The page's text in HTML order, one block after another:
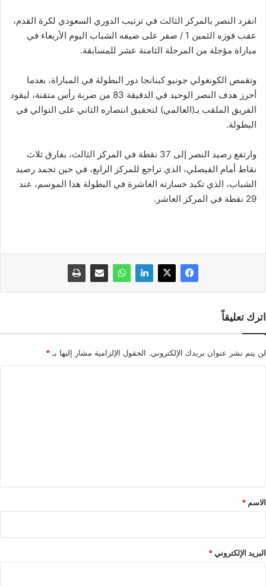
انفرد النصر بالمركز الثالث في ترتيب الدوري السعودي لكرة القدم،
عقب فوزه الثمين 1 / صفر على ضيفه الشباب اليوم الأربعاء في
مباراة مؤجلة من المرحلة الثامنة عشر للمسابقة.
وتقمص الكونغولي جونيو كبنانجا دور البطولة في المباراة، بعدما
أحرز هدف النصر الوحيد في الدقيقة 83 من ضربة رأس متقنة، ليقود
الفريق الملقب بـ(العالمي) لتحقيق انتصاره الثاني على التوالي في
البطولة.
وارتفع رصيد النصر إلى 37 نقطة في المركز الثالث، بفارق ثلاث
نقاط أمام الفيصلي، الذي تراجع للمركز الرابع، في حين تجمد رصيد
الشباب، الذي تكبد خسارته العاشرة في البطولة هذا الموسم، عند
29 نقطة في المركز العاشر.
اترك تعليقاً
لن يتم نشر عنوان بريدك الإلكتروني. الحقول الإلزامية مشار إليها بـ *
*
الاسم *
البريد الإلكتروني*